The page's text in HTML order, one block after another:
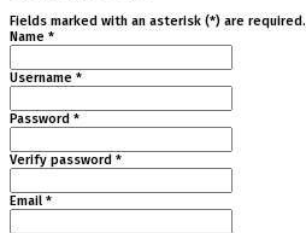
Fields marked with an asterisk (*) are required.
Name *
Username *
Password *
Verify password *
Email *